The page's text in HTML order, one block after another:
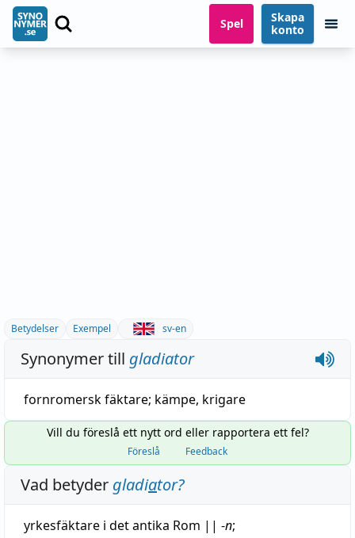
Spel
Skapa
konto
Betydelser Exempel sv-en
Synonymer till gladiator
fornromersk fäktare; kämpe, krigare
Vill du föreslå ett nytt ord eller rapportera ett fel?
Föreslå Feedback
Vad betyder gladiator?
yrkesfäktare i det antika Rom || -n;